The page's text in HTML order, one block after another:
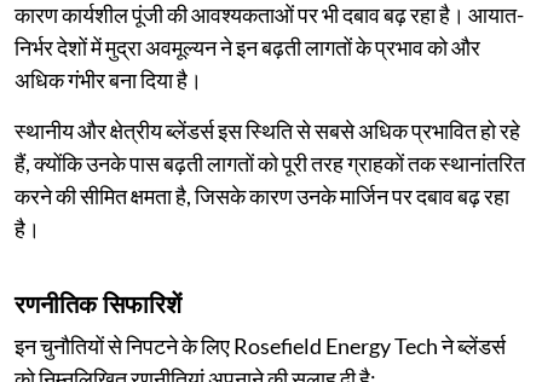
कारण कार्यशील पूंजी की आवश्यकताओं पर भी दबाव बढ़ रहा है। आयात-
निर्भर देशों में मुद्रा अवमूल्यन ने इन बढ़ती लागतों के प्रभाव को और
अधिक गंभीर बना दिया है।
स्थानीय और क्षेत्रीय ब्लेंडर्स इस स्थिति से सबसे अधिक प्रभावित हो रहे
हैं, क्योंकि उनके पास बढ़ती लागतों को पूरी तरह ग्राहकों तक स्थानांतरित
करने की सीमित क्षमता है, जिसके कारण उनके मार्जिन पर दबाव बढ़ रहा
है।
रणनीतिक सिफारिशें
इन चुनौतियों से निपटने के लिए Rosefield Energy Tech ने ब्लेंडर्स